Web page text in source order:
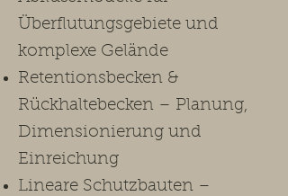
Überflutungsgebiete und
komplexe Gelände
Retentionsbecken &
Rückhaltebecken – Planung,
Dimensionierung und
Einreichung
Lineare Schutzbauten –